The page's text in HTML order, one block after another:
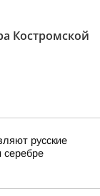
Костромской
русские
серебре